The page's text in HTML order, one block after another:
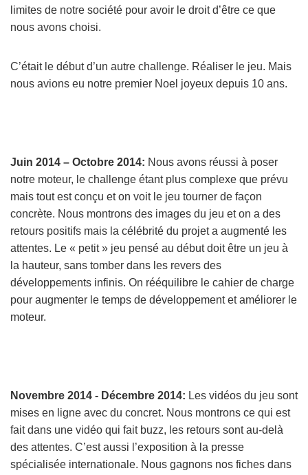
limites de notre société pour avoir le droit d’être ce que
nous avons choisi.
C’était le début d’un autre challenge. Réaliser le jeu. Mais
nous avions eu notre premier Noel joyeux depuis 10 ans.
Juin 2014 – Octobre 2014: Nous avons réussi à poser
notre moteur, le challenge étant plus complexe que prévu
mais tout est conçu et on voit le jeu tourner de façon
concrète. Nous montrons des images du jeu et on a des
retours positifs mais la célébrité du projet a augmenté les
attentes. Le « petit » jeu pensé au début doit être un jeu à
la hauteur, sans tomber dans les revers des
développements infinis. On rééquilibre le cahier de charge
pour augmenter le temps de développement et améliorer le
moteur.
Novembre 2014 - Décembre 2014: Les vidéos du jeu sont
mises en ligne avec du concret. Nous montrons ce qui est
fait dans une vidéo qui fait buzz, les retours sont au-delà
des attentes. C’est aussi l’exposition à la presse
spécialisée internationale. Nous gagnons nos fiches dans